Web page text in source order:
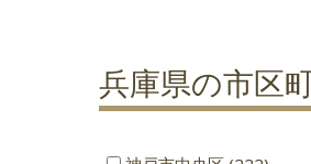
京都府
閲覧履歴兵庫県の市区